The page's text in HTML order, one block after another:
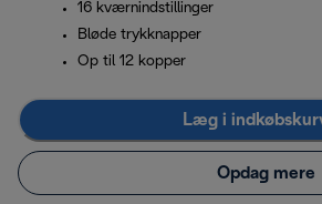
16 kværnindstillinger
Bløde trykknapper
Op til 12 kopper
Læg i
Opdag mere